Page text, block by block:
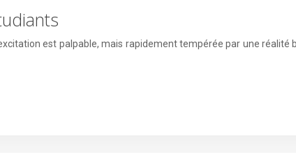
est palpable, mais rapidement tempérée par une réalité